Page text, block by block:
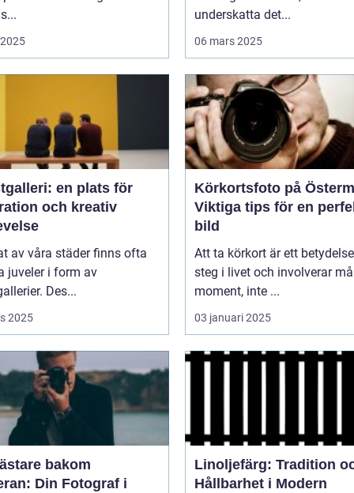
underskatta det...
06 mars 2025
en plats för
och kreativ
av våra städer finns ofta
juveler i form av
Des...
2025
Körkortsfoto på
Viktiga tips för en
bild
Att ta körkort är ett
steg i livet och involverar
moment, inte ...
03 januari 2025
bakom
Din Fotograf i
Linoljefärg: Tradition
Hållbarhet i Modern